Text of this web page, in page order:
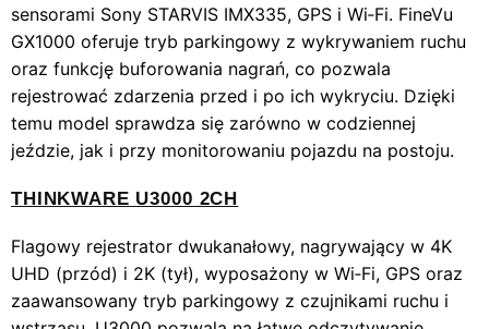
sensorami Sony STARVIS IMX335, GPS i Wi‑Fi. FineVu
GX1000 oferuje tryb parkingowy z wykrywaniem ruchu
oraz funkcję buforowania nagrań, co pozwala
rejestrować zdarzenia przed i po ich wykryciu. Dzięki
temu model sprawdza się zarówno w codziennej
jeździe, jak i przy monitorowaniu pojazdu na postoju.
THINKWARE U3000 2CH
Flagowy rejestrator dwukanałowy, nagrywający w 4K
UHD (przód) i 2K (tył), wyposażony w Wi‑Fi, GPS oraz
zaawansowany tryb parkingowy z czujnikami ruchu i